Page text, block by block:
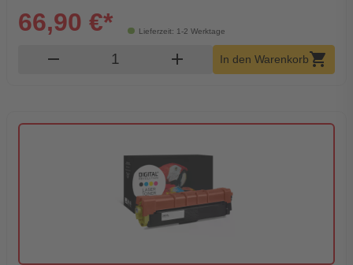
Lieferzeit: 1-2 Werktage
66,90 €*
remove Produkt Warenkorb Menge
add In den Warenkorbshopping_cart